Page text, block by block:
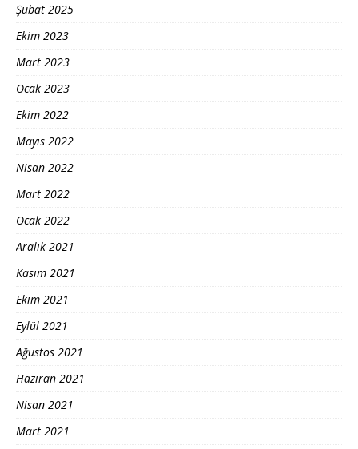
Şubat 2025
Ekim 2023
Mart 2023
Ocak 2023
Ekim 2022
Mayıs 2022
Nisan 2022
Mart 2022
Ocak 2022
Aralık 2021
Kasım 2021
Ekim 2021
Eylül 2021
Ağustos 2021
Haziran 2021
Nisan 2021
Mart 2021